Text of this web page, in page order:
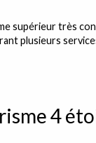
supérieur très
plusieurs
4